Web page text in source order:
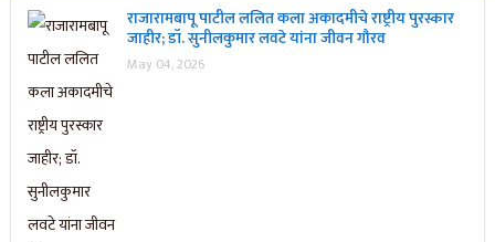
राजारामबापू पाटील ललित कला अकादमीचे राष्ट्रीय पुरस्कार
जाहीर; डॉ. सुनीलकुमार लवटे यांना जीवन गौरव
May 04, 2026